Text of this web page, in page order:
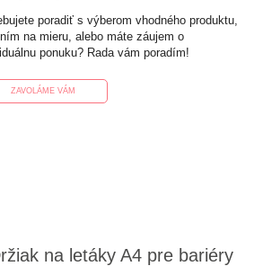
poradiť s výberom vhodného produktu,
na mieru, alebo máte záujem o
ponuku? Rada vám poradím!
ZAVOLÁME VÁM
na letáky A4 pre bariéry